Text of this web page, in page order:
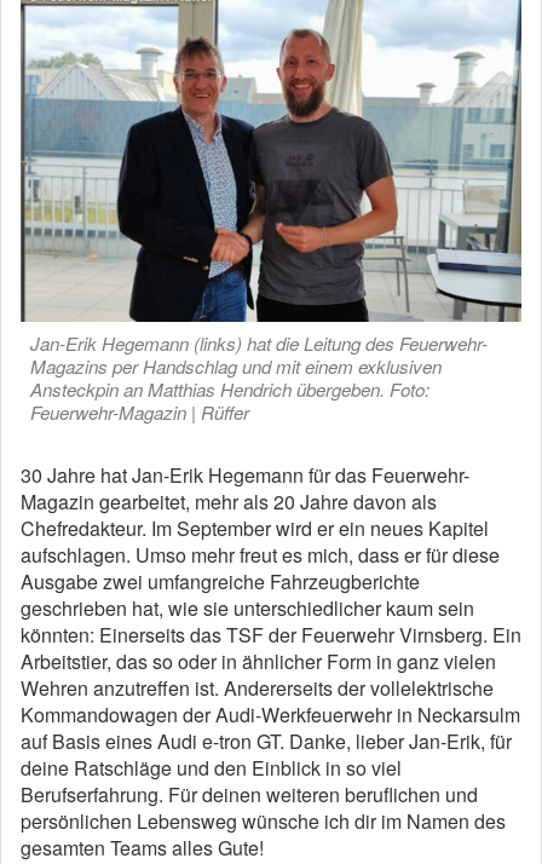
Jan-Erik Hegemann (links) hat die Leitung des Feuerwehr-
Magazins per Handschlag und mit einem exklusiven
Ansteckpin an Matthias Hendrich übergeben. Foto:
Feuerwehr-Magazin | Rüffer
30 Jahre hat Jan-Erik Hegemann für das Feuerwehr-
Magazin gearbeitet, mehr als 20 Jahre davon als
Chefredakteur. Im September wird er ein neues Kapitel
aufschlagen. Umso mehr freut es mich, dass er für diese
Ausgabe zwei umfangreiche Fahrzeugberichte
geschrieben hat, wie sie unterschiedlicher kaum sein
könnten: Einerseits das TSF der Feuerwehr Virnsberg. Ein
Arbeitstier, das so oder in ähnlicher Form in ganz vielen
Wehren anzutreffen ist. Andererseits der vollelektrische
Kommandowagen der Audi-Werkfeuerwehr in Neckarsulm
auf Basis eines Audi e-tron GT. Danke, lieber Jan-Erik, für
deine Ratschläge und den Einblick in so viel
Berufserfahrung. Für deinen weiteren beruflichen und
persönlichen Lebensweg wünsche ich dir im Namen des
gesamten Teams alles Gute!